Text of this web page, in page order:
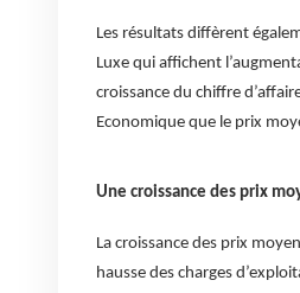
Les résultats diffèrent
Luxe qui affichent
croissance du chiffre
Economique que le prix
Une croissance des prix
La croissance des prix
hausse des charges